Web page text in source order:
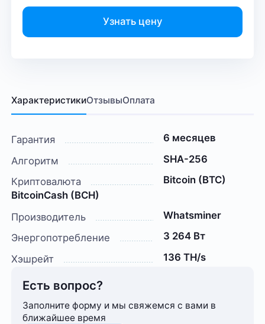
Узнать цену
ХарактеристикиОтзывыОплата
Гарантия
6 месяцев
Алгоритм
SHA-256
Криптовалюта
Bitcoin (BTC)
BitcoinCash (BCH)
Производитель
Whatsminer
Энергопотребление
3 264 Вт
Хэшрейт
136 TH/s
Есть вопрос?
Заполните форму и мы свяжемся с вами в
ближайшее время